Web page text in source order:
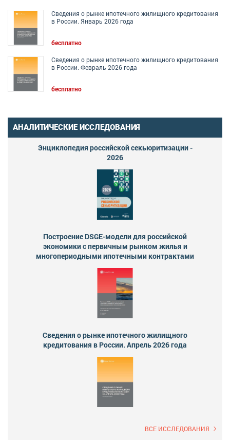
Сведения о рынке ипотечного жилищного кредитования
в России. Январь 2026 года
бесплатно
Сведения о рынке ипотечного жилищного кредитования
в России. Февраль 2026 года
бесплатно
АНАЛИТИЧЕСКИЕ ИССЛЕДОВАНИЯ
Энциклопедия российской секьюритизации -
2026
Построение DSGE-модели для российской
экономики с первичным рынком жилья и
многопериодными ипотечными контрактами
Сведения о рынке ипотечного жилищного
кредитования в России. Апрель 2026 года
ВСЕ ИССЛЕДОВАНИЯ